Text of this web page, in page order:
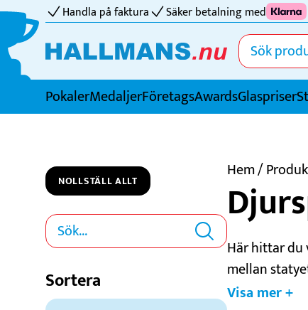
Handla på faktura Säker betalning med
PokalerMedaljerFöretagsAwardsGlaspriser
Badminton
Basket
Biljard
Bordtennis
Bowling
NOLLSTÄLL ALLT
Sortera
Hem/
Här hittar
mellan
en
Visa mer +